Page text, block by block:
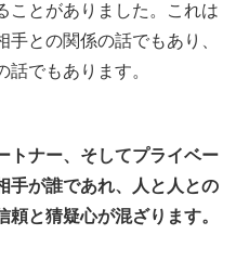
ことがありました。これは
との関係の話でもあり、
でもあります。
トナー、そしてプライベー
手が誰であれ、人と人との
と猜疑心が混ざります。